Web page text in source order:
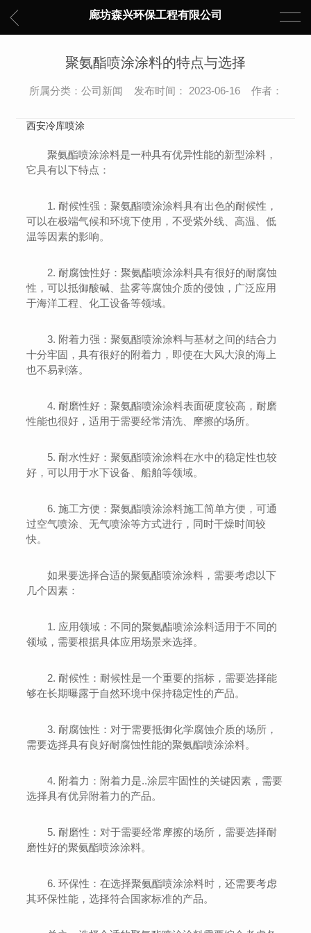
廊坊森兴环保工程有限公司
聚氨酯喷涂涂料的特点与选择
所属分类：公司新闻 发布时间： 2023-06-16 作者：
西安冷库喷涂
聚氨酯喷涂涂料是一种具有优异性能的新型涂料，
它具有以下特点：
1. 耐候性强：聚氨酯喷涂涂料具有出色的耐候性，
可以在极端气候和环境下使用，不受紫外线、高温、低
温等因素的影响。
2. 耐腐蚀性好：聚氨酯喷涂涂料具有很好的耐腐蚀
性，可以抵御酸碱、盐雾等腐蚀介质的侵蚀，广泛应用
于海洋工程、化工设备等领域。
3. 附着力强：聚氨酯喷涂涂料与基材之间的结合力
十分牢固，具有很好的附着力，即使在大风大浪的海上
也不易剥落。
4. 耐磨性好：聚氨酯喷涂涂料表面硬度较高，耐磨
性能也很好，适用于需要经常清洗、摩擦的场所。
5. 耐水性好：聚氨酯喷涂涂料在水中的稳定性也较
好，可以用于水下设备、船舶等领域。
6. 施工方便：聚氨酯喷涂涂料施工简单方便，可通
过空气喷涂、无气喷涂等方式进行，同时干燥时间较
快。
如果要选择合适的聚氨酯喷涂涂料，需要考虑以下
几个因素：
1. 应用领域：不同的聚氨酯喷涂涂料适用于不同的
领域，需要根据具体应用场景来选择。
2. 耐候性：耐候性是一个重要的指标，需要选择能
够在长期曝露于自然环境中保持稳定性的产品。
3. 耐腐蚀性：对于需要抵御化学腐蚀介质的场所，
需要选择具有良好耐腐蚀性能的聚氨酯喷涂涂料。
4. 附着力：附着力是..涂层牢固性的关键因素，需要
选择具有优异附着力的产品。
5. 耐磨性：对于需要经常摩擦的场所，需要选择耐
磨性好的聚氨酯喷涂涂料。
6. 环保性：在选择聚氨酯喷涂涂料时，还需要考虑
其环保性能，选择符合国家标准的产品。